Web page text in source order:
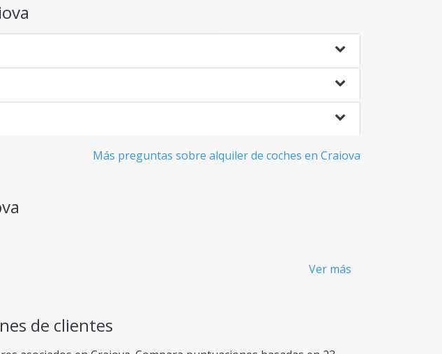
Más preguntas sobre alquiler de coches en Craiova
Ver más
de clientes